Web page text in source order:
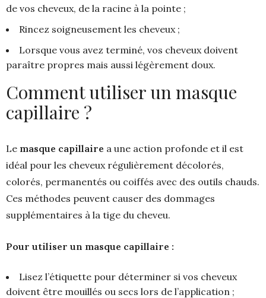
de vos cheveux, de la racine à la pointe ;
Rincez soigneusement les cheveux ;
Lorsque vous avez terminé, vos cheveux doivent
paraître propres mais aussi légèrement doux.
Comment utiliser un masque
capillaire ?
Le masque capillaire a une action profonde et il est
idéal pour les cheveux régulièrement décolorés,
colorés, permanentés ou coiffés avec des outils chauds.
Ces méthodes peuvent causer des dommages
supplémentaires à la tige du cheveu.
Pour utiliser un masque capillaire :
Lisez l’étiquette pour déterminer si vos cheveux
doivent être mouillés ou secs lors de l’application ;